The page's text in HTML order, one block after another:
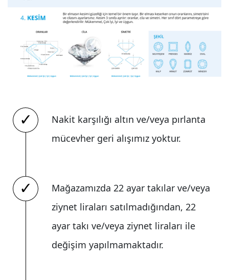
Nakit karşılığı altın ve/veya pırlanta
mücevher geri alışımız yoktur.
Mağazamızda 22 ayar takılar ve/veya
ziynet liraları satılmadığından, 22
ayar takı ve/veya ziynet liraları ile
değişim yapılmamaktadır.